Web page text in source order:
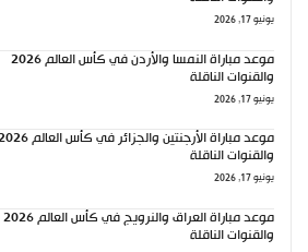
يونيو 17, 2026
موعد مباراة النمسا والأردن في كأس العالم 2026
والقنوات الناقلة
يونيو 17, 2026
موعد مباراة الأرجنتين والجزائر في كأس العالم 2026
والقنوات الناقلة
يونيو 17, 2026
موعد مباراة العراق والنرويج في كأس العالم 2026
والقنوات الناقلة